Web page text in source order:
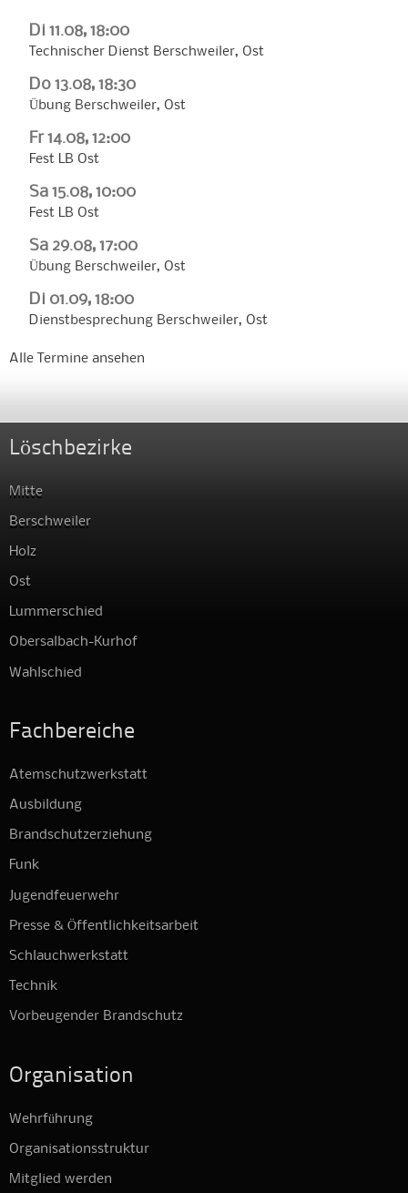
Di 11.08, 18:00
Technischer Dienst Berschweiler, Ost
Do 13.08, 18:30
Übung Berschweiler, Ost
Fr 14.08, 12:00
Fest LB Ost
Sa 15.08, 10:00
Fest LB Ost
Sa 29.08, 17:00
Übung Berschweiler, Ost
Di 01.09, 18:00
Dienstbesprechung Berschweiler, Ost
Alle Termine ansehen
Löschbezirke
Mitte
Berschweiler
Holz
Ost
Lummerschied
Obersalbach-Kurhof
Wahlschied
Fachbereiche
Atemschutzwerkstatt
Ausbildung
Brandschutzerziehung
Funk
Jugendfeuerwehr
Presse & Öffentlichkeitsarbeit
Schlauchwerkstatt
Technik
Vorbeugender Brandschutz
Organisation
Wehrführung
Organisationsstruktur
Mitglied werden